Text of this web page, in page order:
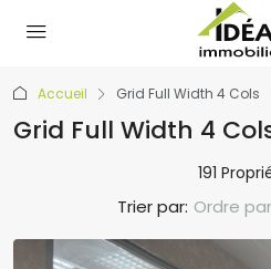
Accueil Grid Full Width 4 Cols
Grid Full Width 4
191
Trier par: Ordre